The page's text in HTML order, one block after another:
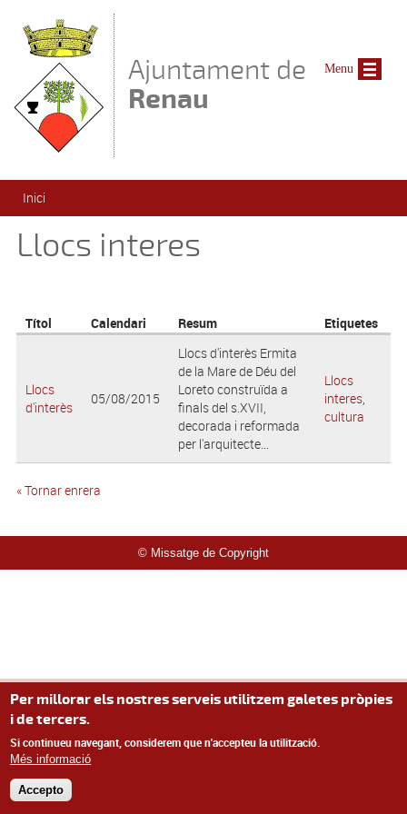
Ajuntament de
Renau
Esteu aquí
Inici
Llocs interes
Títol Calendari Resum Etiquetes
Llocs
d'interès
05/08/2015
Llocs d'interès Ermita
de la Mare de Déu del
Loreto construïda a
finals del s.XVII,
decorada i reformada
per l'arquitecte...
Llocs
interes,
cultura
« Tornar enrera
© Missatge de Copyright
Menu
Per millorar els nostres serveis utilitzem galetes pròpies
i de tercers.
Si continueu navegant, considerem que n'accepteu la utilització.
Més informació
Accepto